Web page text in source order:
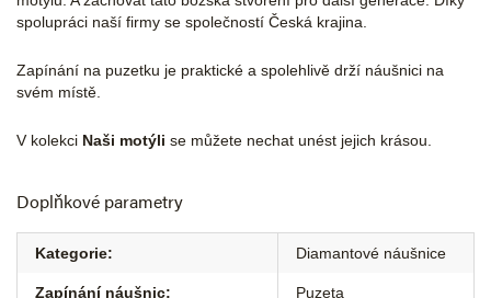
spolupráci naší firmy se společností Česká krajina.
Zapínání na puzetku je praktické a spolehlivě drží náušnici na
svém místě.
V kolekci Naši motýli se můžete nechat unést jejich krásou.
Doplňkové parametry
Kategorie: Diamantové náušnice
Zapínání náušnic: Puzeta